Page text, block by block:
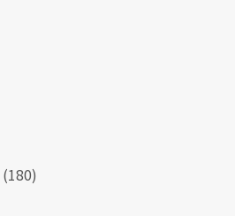
(180)